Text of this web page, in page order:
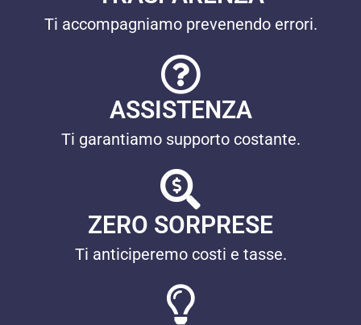
Ti accompagniamo prevenendo errori.
ASSISTENZA
Ti garantiamo supporto costante.
ZERO SORPRESE
Ti anticiperemo costi e tasse.